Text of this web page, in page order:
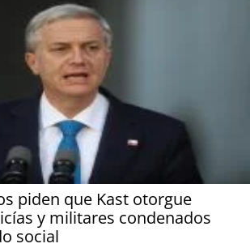
piden que Kast otorgue
y militares condenados
social